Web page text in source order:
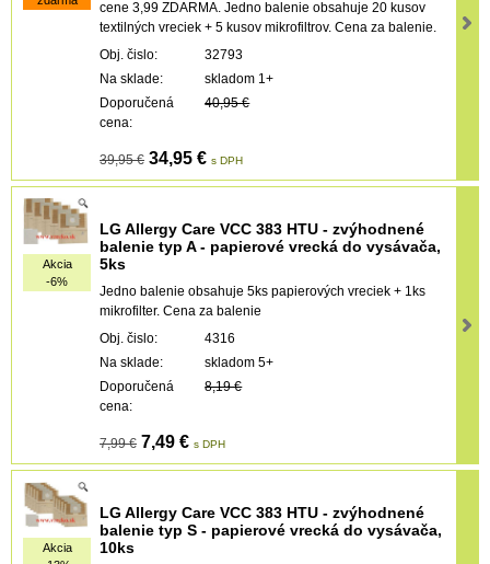
cene 3,99 ZDARMA. Jedno balenie obsahuje 20 kusov
textilných vreciek + 5 kusov mikrofiltrov. Cena za balenie.
Obj. čislo:
32793
Na sklade:
skladom 1+
Doporučená
cena:
40,95 €
39,95 € 34,95 € s DPH
Akcia
-6%
LG Allergy Care VCC 383 HTU - zvýhodnené
balenie typ A - papierové vrecká do vysávača,
5ks
Jedno balenie obsahuje 5ks papierových vreciek + 1ks
mikrofilter. Cena za balenie
Obj. čislo:
4316
Na sklade:
skladom 5+
Doporučená
cena:
8,19 €
7,99 € 7,49 € s DPH
Akcia
LG Allergy Care VCC 383 HTU - zvýhodnené
balenie typ S - papierové vrecká do vysávača,
10ks